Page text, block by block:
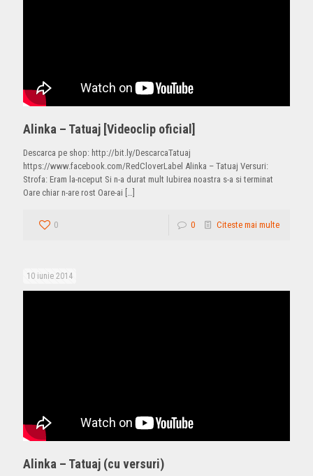
Alinka – Tatuaj [Videoclip oficial]
Descarca pe shop: http://bit.ly/DescarcaTatuaj
https://www.facebook.com/RedCloverLabel Alinka – Tatuaj Versuri:
Strofa: Eram la-nceput Si n-a durat mult Iubirea noastra s-a si terminat
Oare chiar n-are rost Oare-ai
0 0 Citeste mai multe
10 iunie 2014
Alinka – Tatuaj (cu versuri)